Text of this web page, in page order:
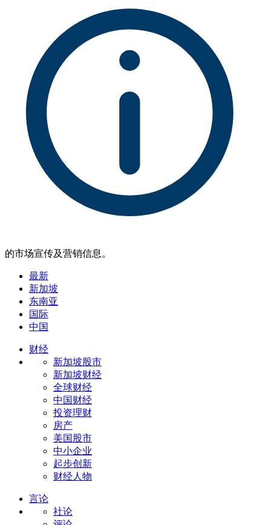
的市场宣传及营销信息。
最新
新加坡
东南亚
国际
中国
财经
新加坡股市
新加坡财经
全球财经
中国财经
投资理财
房产
美国股市
中小企业
起步创新
财经人物
言论
社论